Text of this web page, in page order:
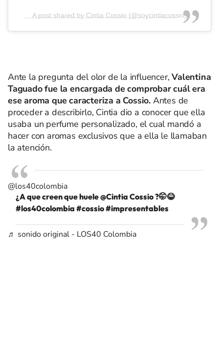
A post shared by Cintia Cossio (@soycintiacossio)
Ante la pregunta del olor de la influencer,Valentina
Taguado fue la encargada de comprobar cuál era
ese aroma que caracteriza a Cossio. Antes de
proceder a describirlo, Cintia dio a conocer que ella
usaba un perfume personalizado, el cual mandó a
hacer con aromas exclusivos que a ella le llamaban
la atención.
@los40colombia
¿A que creen que huele @Cintia Cossio ?🤭😂
#los40colombia #cossio#impresentables
♬ sonido original - LOS40 Colombia